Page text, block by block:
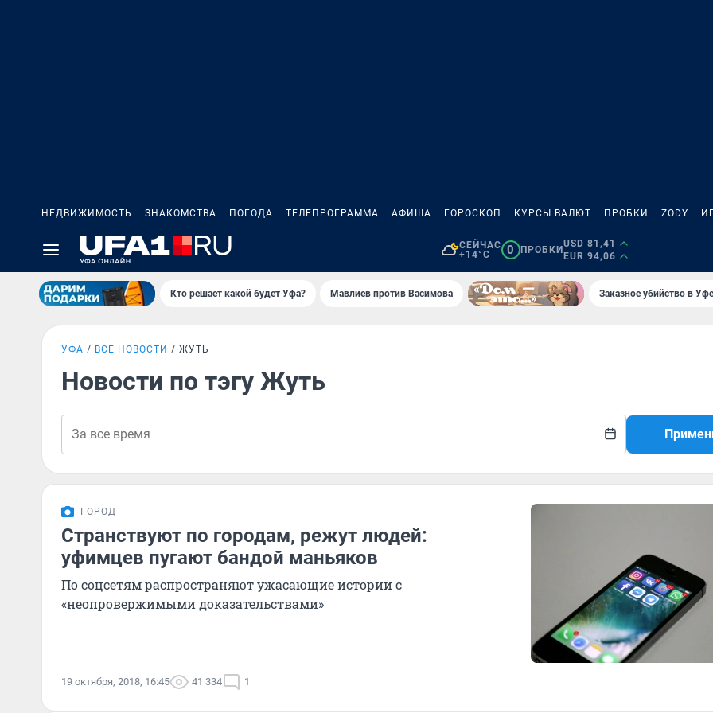
НЕДВИЖИМОСТЬ ЗНАКОМСТВА ПОГОДА ТЕЛЕПРОГРАММА АФИША ГОРОСКОП КУРСЫ ВАЛЮТ ПРОБКИ ZODY
СЕЙЧАС
+14°C
0 ПРОБКИ
USD 81,41
EUR 94,06
Кто решает какой будет Уфа? Мавлиев против Васимова Заказное убийство в
УФА ВСЕ НОВОСТИ ЖУТЬ
Новости по тэгу Жуть
ГОРОД
Странствуют по городам, режут людей:
уфимцев пугают бандой маньяков
По соцсетям распространяют ужасающие истории с
«неопровержимыми доказательствами»
19 октября, 2018, 16:45 41 334 1